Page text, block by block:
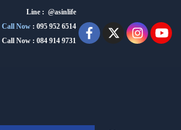
Line : @asinlife
Call Now : 095 952 6514
Call Now : 084 914 9731